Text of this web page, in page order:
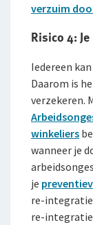
verzuim
Risico 4:
Iedereen
Daarom is
verzekeren.
winkeliers
wanneer je
je
re-integratie
re-